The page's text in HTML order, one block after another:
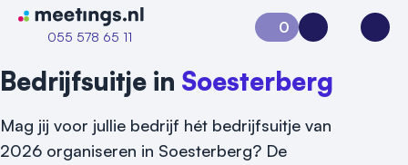
Naar home van Meetings
055 578 65 11
0
Aanvraag 0Inloggen
Bedrijfsuitje in Soesterberg
Mag jij voor jullie bedrijf hét bedrijfsuitje van
2026 organiseren in Soesterberg? De